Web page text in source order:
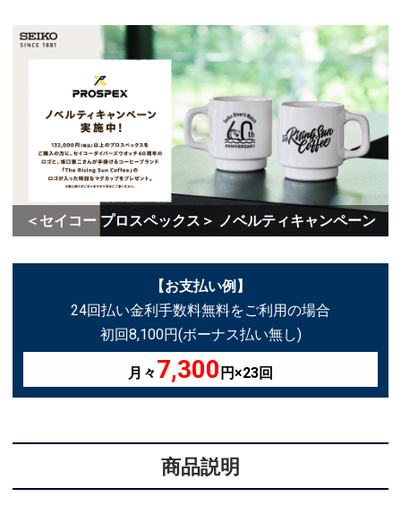
＜セイコー プロスペックス＞ ノベルティキャンペーン
【お支払い例】
24回払い金利手数料無料をご利用の場合
初回8,100円(ボーナス払い無し)
月々7,300 円×23回
商品説明